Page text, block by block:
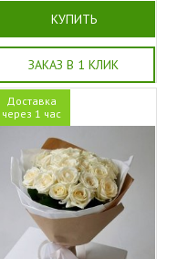
КУПИТЬ
ЗАКАЗ В 1 КЛИК
Доставка
через 1 час